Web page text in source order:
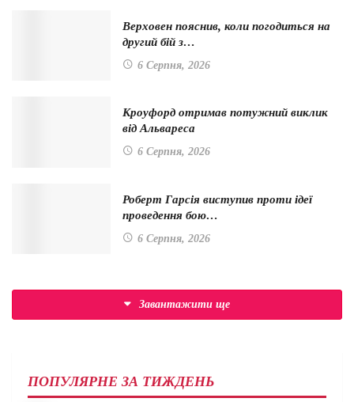
Верховен пояснив, коли погодиться на
другий бій з…
6 Серпня, 2026
Кроуфорд отримав потужний виклик
від Альвареса
6 Серпня, 2026
Роберт Гарсія виступив проти ідеї
проведення бою…
6 Серпня, 2026
Завантажити ще
ПОПУЛЯРНЕ ЗА ТИЖДЕНЬ